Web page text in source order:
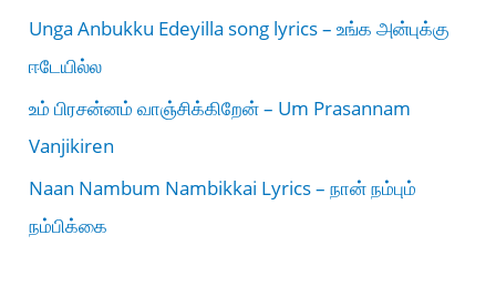
Unga Anbukku Edeyilla song lyrics – உங்க அன்புக்கு
ஈடேயில்ல
உம் பிரசன்னம் வாஞ்சிக்கிறேன் – Um Prasannam
Vanjikiren
Naan Nambum Nambikkai Lyrics – நான் நம்பும்
நம்பிக்கை